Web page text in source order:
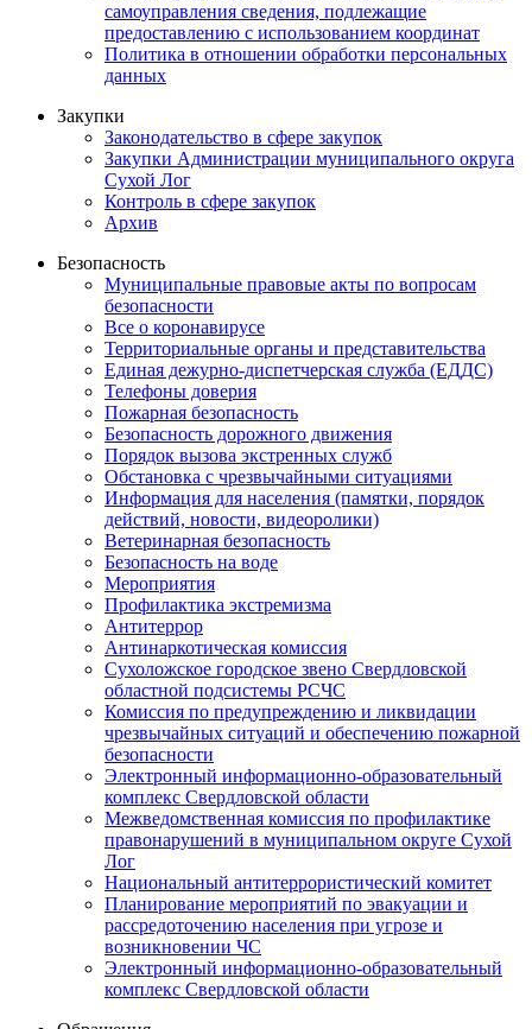
самоуправления сведения, подлежащие
предоставлению с использованием координат
Политика в отношении обработки персональных
данных
Закупки
Законодательство в сфере закупок
Закупки Администрации муниципального округа
Сухой Лог
Контроль в сфере закупок
Архив
Безопасность
Муниципальные правовые акты по вопросам
безопасности
Все о коронавирусе
Территориальные органы и представительства
Единая дежурно-диспетчерская служба (ЕДДС)
Телефоны доверия
Пожарная безопасность
Безопасность дорожного движения
Порядок вызова экстренных служб
Обстановка с чрезвычайными ситуациями
Информация для населения (памятки, порядок
действий, новости, видеоролики)
Ветеринарная безопасность
Безопасность на воде
Мероприятия
Профилактика экстремизма
Антитеррор
Антинаркотическая комиссия
Сухоложское городское звено Свердловской
областной подсистемы РСЧС
Комиссия по предупреждению и ликвидации
чрезвычайных ситуаций и обеспечению пожарной
безопасности
Электронный информационно-образовательный
комплекс Cвердловской области
Межведомственная комиссия по профилактике
правонарушений в муниципальном округе Сухой
Лог
Национальный антитеррористический комитет
Планирование мероприятий по эвакуации и
рассредоточению населения при угрозе и
возникновении ЧС
Электронный информационно-образовательный
комплекс Свердловской области